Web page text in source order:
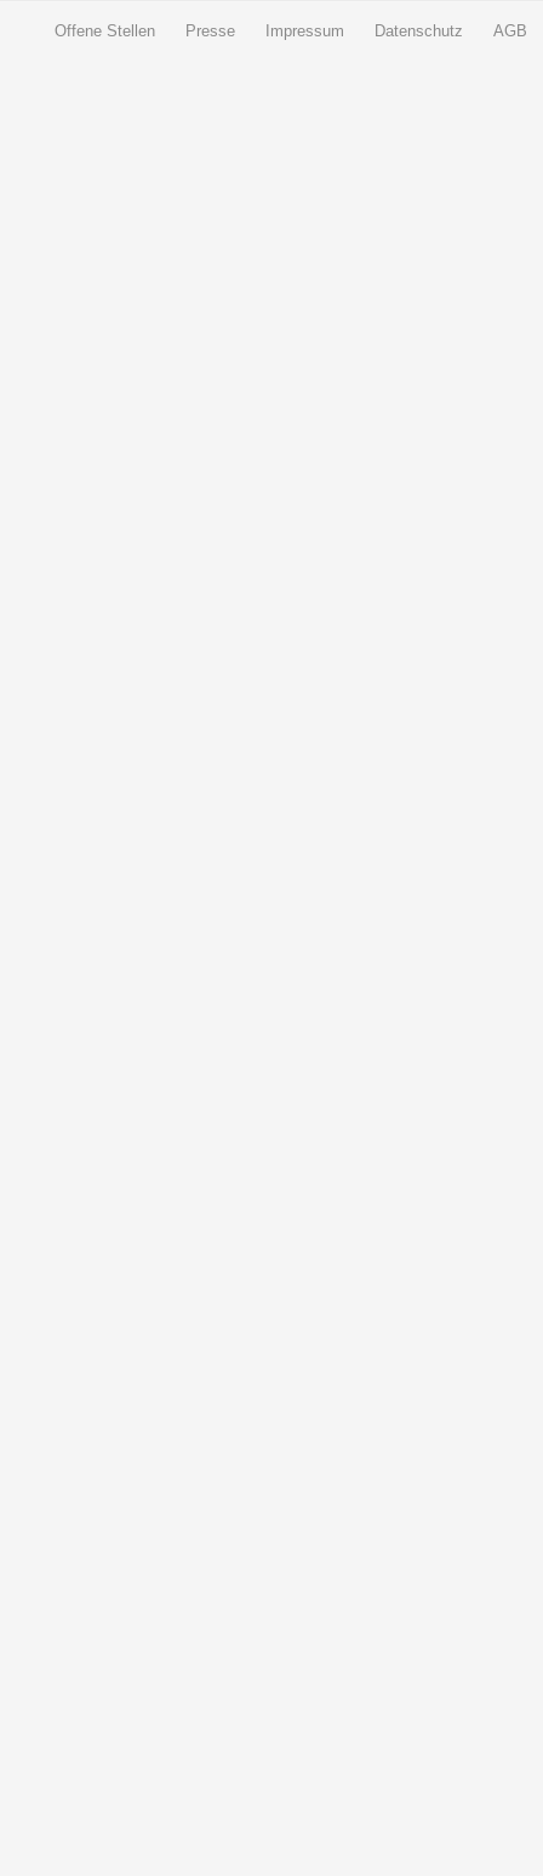
Offene Stellen Presse Impressum Datenschutz AGB